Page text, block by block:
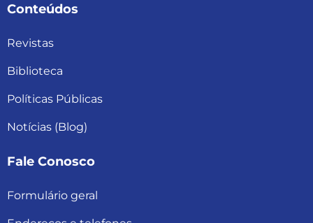
Conteúdos
Revistas
Biblioteca
Políticas Públicas
Notícias (Blog)
Fale Conosco
Formulário geral